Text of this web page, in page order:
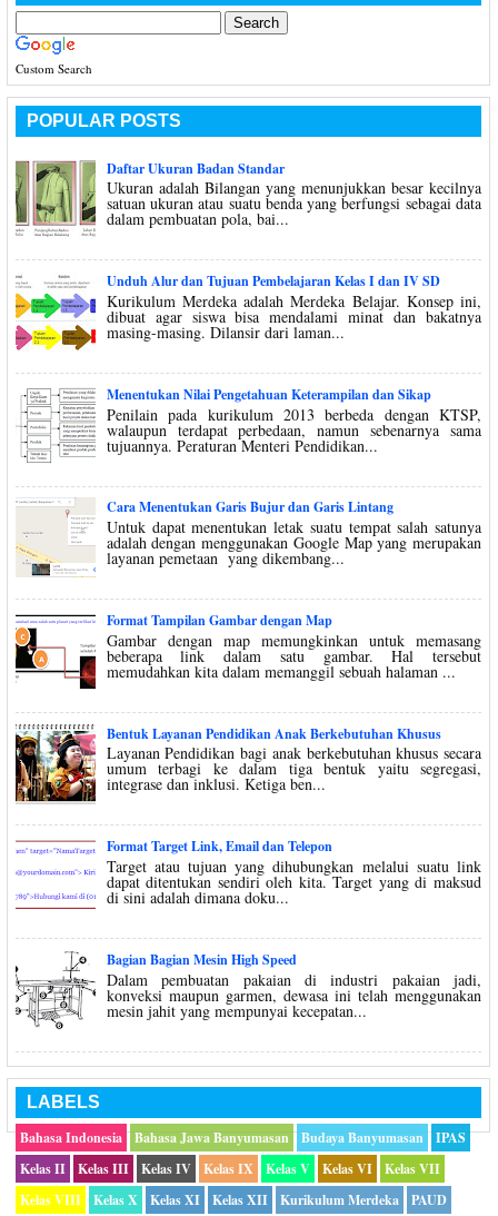
Custom Search
POPULAR POSTS
Daftar Ukuran Badan Standar
Ukuran adalah Bilangan yang menunjukkan besar kecilnya
satuan ukuran atau suatu benda yang berfungsi sebagai data
dalam pembuatan pola, bai...
Unduh Alur dan Tujuan Pembelajaran Kelas I dan IV SD
Kurikulum Merdeka adalah Merdeka Belajar. Konsep ini,
dibuat agar siswa bisa mendalami minat dan bakatnya
masing-masing. Dilansir dari laman...
Menentukan Nilai Pengetahuan Keterampilan dan Sikap
Penilain pada kurikulum 2013 berbeda dengan KTSP,
walaupun terdapat perbedaan, namun sebenarnya sama
tujuannya. Peraturan Menteri Pendidikan...
Cara Menentukan Garis Bujur dan Garis Lintang
Untuk dapat menentukan letak suatu tempat salah satunya
adalah dengan menggunakan Google Map yang merupakan
layanan pemetaan yang dikembang...
Format Tampilan Gambar dengan Map
Gambar dengan map memungkinkan untuk memasang
beberapa link dalam satu gambar. Hal tersebut
memudahkan kita dalam memanggil sebuah halaman ...
Bentuk Layanan Pendidikan Anak Berkebutuhan Khusus
Layanan Pendidikan bagi anak berkebutuhan khusus secara
umum terbagi ke dalam tiga bentuk yaitu segregasi,
integrase dan inklusi. Ketiga ben...
Format Target Link, Email dan Telepon
Target atau tujuan yang dihubungkan melalui suatu link
dapat ditentukan sendiri oleh kita. Target yang di maksud
di sini adalah dimana doku...
Bagian Bagian Mesin High Speed
Dalam pembuatan pakaian di industri pakaian jadi,
konveksi maupun garmen, dewasa ini telah menggunakan
mesin jahit yang mempunyai kecepatan...
LABELS
Bahasa Indonesia
Bahasa Jawa Banyumasan Budaya Banyumasan
IPAS
Kelas II
Kelas III Kelas IV Kelas IX Kelas V Kelas VI
Kelas VII
Kelas VIII
Kelas X Kelas XI Kelas XII Kurikulum Merdeka PAUD